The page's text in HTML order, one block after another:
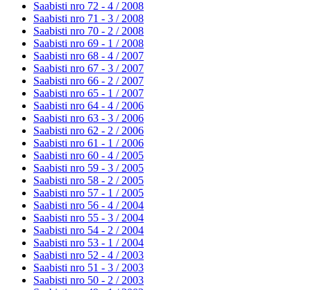
Saabisti nro 72 - 4 / 2008
Saabisti nro 71 - 3 / 2008
Saabisti nro 70 - 2 / 2008
Saabisti nro 69 - 1 / 2008
Saabisti nro 68 - 4 / 2007
Saabisti nro 67 - 3 / 2007
Saabisti nro 66 - 2 / 2007
Saabisti nro 65 - 1 / 2007
Saabisti nro 64 - 4 / 2006
Saabisti nro 63 - 3 / 2006
Saabisti nro 62 - 2 / 2006
Saabisti nro 61 - 1 / 2006
Saabisti nro 60 - 4 / 2005
Saabisti nro 59 - 3 / 2005
Saabisti nro 58 - 2 / 2005
Saabisti nro 57 - 1 / 2005
Saabisti nro 56 - 4 / 2004
Saabisti nro 55 - 3 / 2004
Saabisti nro 54 - 2 / 2004
Saabisti nro 53 - 1 / 2004
Saabisti nro 52 - 4 / 2003
Saabisti nro 51 - 3 / 2003
Saabisti nro 50 - 2 / 2003